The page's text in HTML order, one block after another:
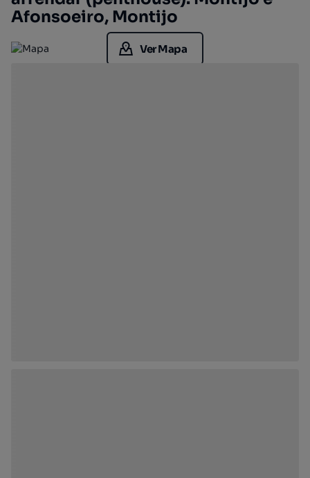
Afonsoeiro, Montijo
Ver Mapa